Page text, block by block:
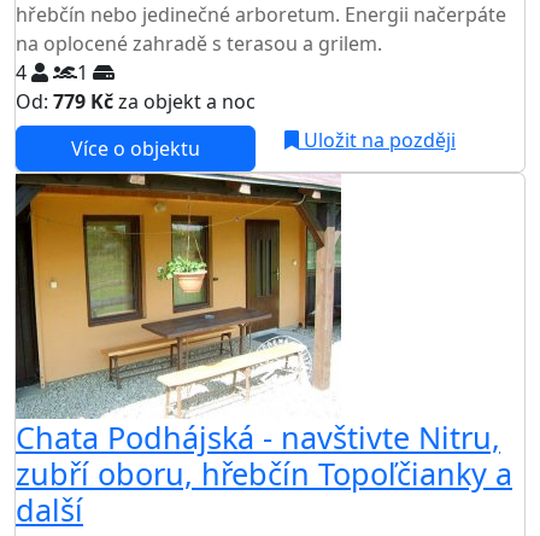
hřebčín nebo jedinečné arboretum. Energii načerpáte
na oplocené zahradě s terasou a grilem.
4
1
Od: 779 Kčza objekt a noc
Více o objektu
Uložit na později
Chata Podhájská - navštivte Nitru,
zubří oboru, hřebčín Topoľčianky a
další